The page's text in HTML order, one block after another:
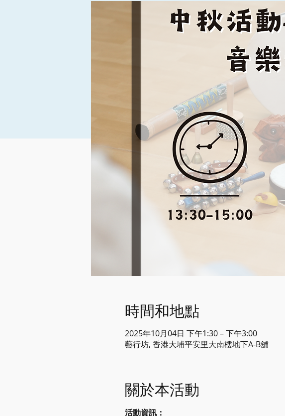
時間和地點
2025年10月04日 下午1:30 – 下午3:00
藝行坊, 香港大埔平安里大南樓地下A-B舖
關於本活動
活動資訊：